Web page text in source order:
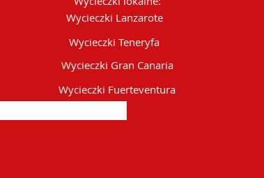
Wycieczki Lanzarote
Wycieczki Teneryfa
Wycieczki Gran Canaria
Wycieczki Fuerteventura